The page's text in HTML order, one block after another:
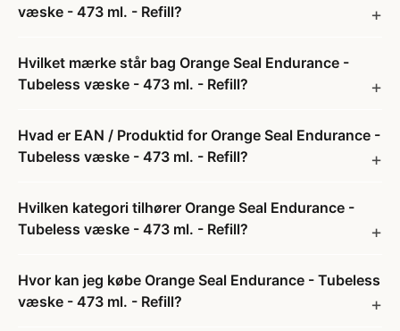
væske - 473 ml. - Refill?
Hvilket mærke står bag Orange Seal Endurance -
Tubeless væske - 473 ml. - Refill?
Hvad er EAN / Produktid for Orange Seal Endurance -
Tubeless væske - 473 ml. - Refill?
Hvilken kategori tilhører Orange Seal Endurance -
Tubeless væske - 473 ml. - Refill?
Hvor kan jeg købe Orange Seal Endurance - Tubeless
væske - 473 ml. - Refill?